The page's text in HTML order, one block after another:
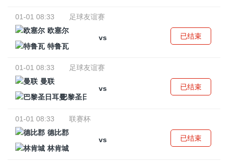
01-01 08:33
足球友谊赛
欧塞尔
vs
特鲁瓦
已结束
01-01 08:33
足球友谊赛
曼联
vs
巴黎圣日耳曼
已结束
01-01 08:33
联赛杯
德比郡
vs
林肯城
已结束